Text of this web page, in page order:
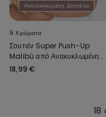
Ανακυκλωμένη Δαντέλα
9 Χρώματα
Σουτιέν Super Push-Up
Malibù από Ανακυκλωμένη
Δαντέλα
18,99 €
18